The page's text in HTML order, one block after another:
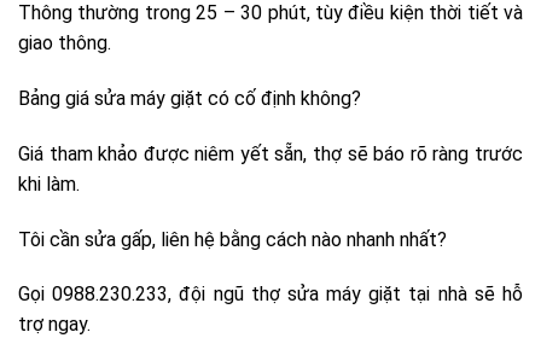
Thông thường trong 25 – 30 phút, tùy điều kiện thời tiết và
giao thông.
Bảng giá sửa máy giặt có cố định không?
Giá tham khảo được niêm yết sẵn, thợ sẽ báo rõ ràng trước
khi làm.
Tôi cần sửa gấp, liên hệ bằng cách nào nhanh nhất?
Gọi 0988.230.233, đội ngũ thợ sửa máy giặt tại nhà sẽ hỗ
trợ ngay.